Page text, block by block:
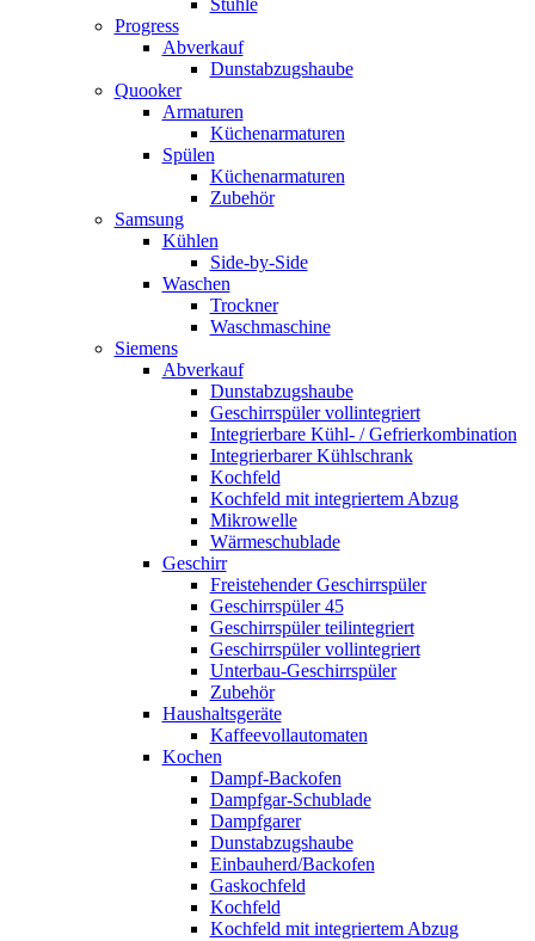
Stühle
Progress
Abverkauf
Dunstabzugshaube
Quooker
Armaturen
Küchenarmaturen
Spülen
Küchenarmaturen
Zubehör
Samsung
Kühlen
Side-by-Side
Waschen
Trockner
Waschmaschine
Siemens
Abverkauf
Dunstabzugshaube
Geschirrspüler vollintegriert
Integrierbare Kühl- / Gefrierkombination
Integrierbarer Kühlschrank
Kochfeld
Kochfeld mit integriertem Abzug
Mikrowelle
Wärmeschublade
Geschirr
Freistehender Geschirrspüler
Geschirrspüler 45
Geschirrspüler teilintegriert
Geschirrspüler vollintegriert
Unterbau-Geschirrspüler
Zubehör
Haushaltsgeräte
Kaffeevollautomaten
Kochen
Dampf-Backofen
Dampfgar-Schublade
Dampfgarer
Dunstabzugshaube
Einbauherd/Backofen
Gaskochfeld
Kochfeld
Kochfeld mit integriertem Abzug